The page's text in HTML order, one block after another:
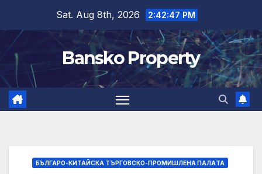
content
Sat. Aug 8th, 2026 2:42:48 PM
Bansko Property
БЪЛГАРО-КИТАЙСКА ТЪРГОВСКО-ПРОМИШЛЕНА ПАЛAТА